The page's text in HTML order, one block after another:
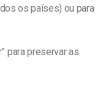
os países) ou para
para preservar as